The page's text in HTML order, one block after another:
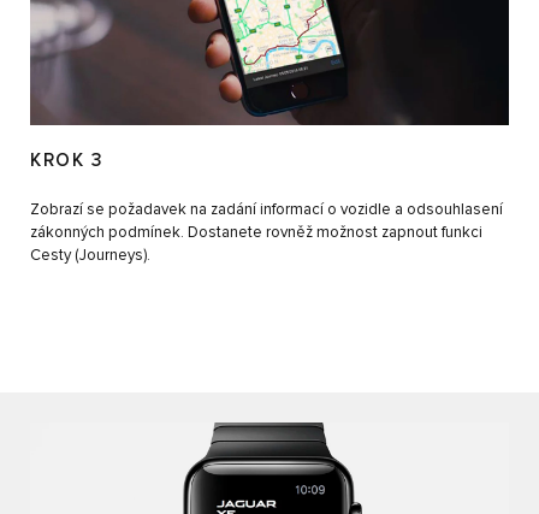
KROK 3
Zobrazí se požadavek na zadání informací o vozidle a odsouhlasení
zákonných podmínek. Dostanete rovněž možnost zapnout funkci
Cesty (Journeys).